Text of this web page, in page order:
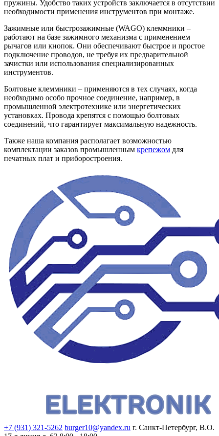
пружины. Удобство таких устройств заключается в отсутствии
необходимости применения инструментов при монтаже.
Зажимные или быстрозажимные (WAGO) клеммники –
работают на базе зажимного механизма с применением
рычагов или кнопок. Они обеспечивают быстрое и простое
подключение проводов, не требуя их предварительной
зачистки или использования специализированных
инструментов.
Болтовые клеммники – применяются в тех случаях, когда
необходимо особо прочное соединение, например, в
промышленной электротехнике или энергетических
установках. Провода крепятся с помощью болтовых
соединений, что гарантирует максимальную надежность.
Также наша компания располагает возможностью
комплектации заказов промышленным крепежом для
печатных плат и приборостроения.
+7 (931) 321-5262 burger10@yandex.ru г. Санкт-Петербург, В.О.